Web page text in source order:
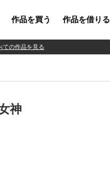
作品を買う 作品を借りる
ての作品を見る
神